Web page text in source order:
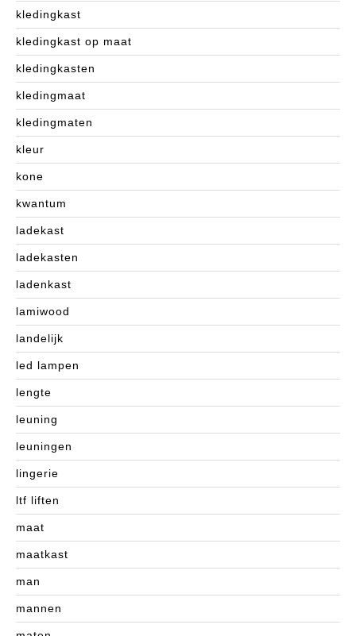
kledingkast
kledingkast op maat
kledingkasten
kledingmaat
kledingmaten
kleur
kone
kwantum
ladekast
ladekasten
ladenkast
lamiwood
landelijk
led lampen
lengte
leuning
leuningen
lingerie
ltf liften
maat
maatkast
man
mannen